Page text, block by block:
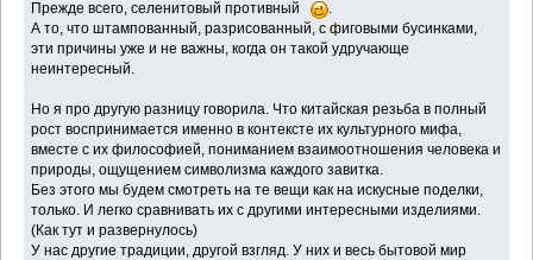
Прежде всего, селенитовый противный
.
А то, что штампованный, разрисованный, с фиговыми бусинками,
эти причины уже и не важны, когда он такой удручающе
неинтересный.
Но я про другую разницу говорила. Что китайская резьба в полный
рост воспринимается именно в контексте их культурного мифа,
вместе с их философией, пониманием взаимоотношения человека и
природы, ощущением символизма каждого завитка.
Без этого мы будем смотреть на те вещи как на искусные поделки,
только. И легко сравнивать их с другими интересными изделиями.
(Как тут и развернулось)
У нас другие традиции, другой взгляд. У них и весь бытовой мир